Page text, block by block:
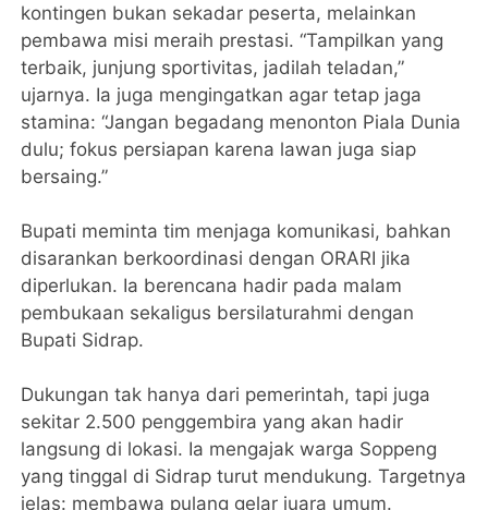
kontingen bukan sekadar peserta, melainkan
pembawa misi meraih prestasi. “Tampilkan yang
terbaik, junjung sportivitas, jadilah teladan,”
ujarnya. Ia juga mengingatkan agar tetap jaga
stamina: “Jangan begadang menonton Piala Dunia
dulu; fokus persiapan karena lawan juga siap
bersaing.”
Bupati meminta tim menjaga komunikasi, bahkan
disarankan berkoordinasi dengan ORARI jika
diperlukan. Ia berencana hadir pada malam
pembukaan sekaligus bersilaturahmi dengan
Bupati Sidrap.
Dukungan tak hanya dari pemerintah, tapi juga
sekitar 2.500 penggembira yang akan hadir
langsung di lokasi. Ia mengajak warga Soppeng
yang tinggal di Sidrap turut mendukung. Targetnya
jelas: membawa pulang gelar juara umum.